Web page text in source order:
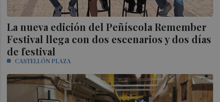
La nueva edición del Peñíscola Remember
Festival llega con dos escenarios y dos días
de festival
CASTELLÓN PLAZA